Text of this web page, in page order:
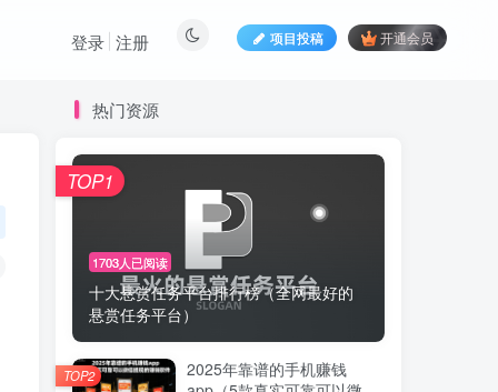
项目投稿 开通会员
登录 注册
热门资源
1703人已阅读
十大悬赏任务平台排行榜（全网最好的
悬赏任务平台）
TOP1
2025年靠谱的手机赚钱
TOP2